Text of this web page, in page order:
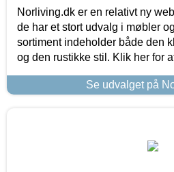
Norliving.dk er en relativt ny
de har et stort udvalg i møbler
sortiment indeholder både den
og den rustikke stil. Klik her for
Se udvalget på